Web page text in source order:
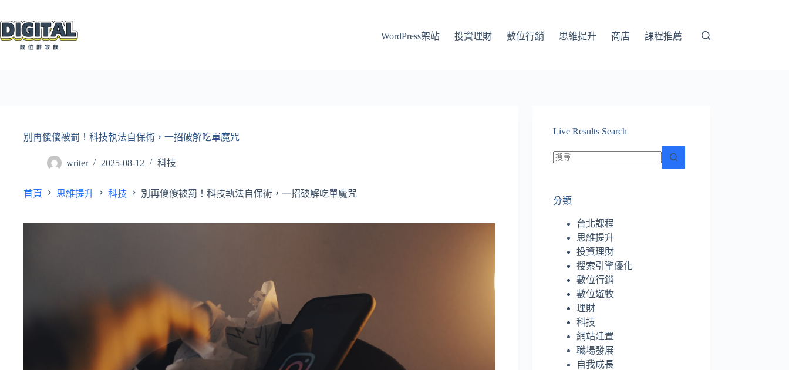
至
主
WordPress架站 投資理財 數位行銷 思維提升 商店 課程推薦
別再傻傻被罰！科技執法自保術，一招破解吃單魔咒
writer 2025-08-12 科技
首頁 思維提升 科技 別再傻傻被罰！科技執法自保術，一招破解吃單魔咒
Live Results Search
到
分類
台北課程
思維提升
投資理財
搜索引擎優化
數位行銷
數位遊牧
理財
科技
網站建置
職場發展
自我成長